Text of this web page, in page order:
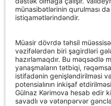
münasibətlərinin qurulması
istiqamətlərindəndir.
Müasir dövrdə təhsil
vəzifələrdən biri şagirdləri
hazırlamaqdır. Bu məqsədlə
yanaşmaların tətbiqi,
istifadənin genişləndirilməsi
potensialının inkişaf
Gülnaz Kərimova hesab edir
savadlı və vətənpərvər